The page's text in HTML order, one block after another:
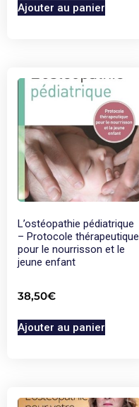
Ajouter au panier
L’ostéopathie pédiatrique
– Protocole thérapeutique
pour le nourrisson et le
jeune enfant
38,50€
Ajouter au panier